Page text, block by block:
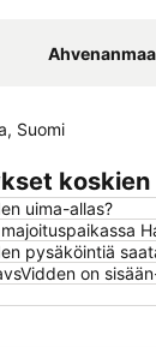
Suomi
uima-allas?
pysäköintiä
on